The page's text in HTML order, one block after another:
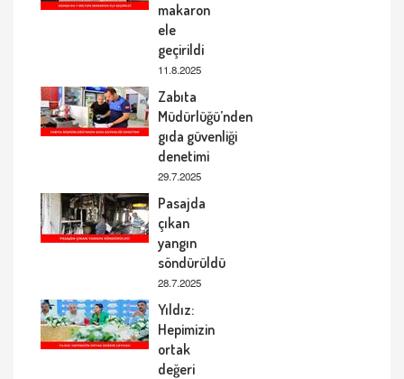
makaron
ele
geçirildi
11.8.2025
Zabıta
Müdürlüğü’nden
gıda güvenliği
denetimi
29.7.2025
Pasajda
çıkan
yangın
söndürüldü
28.7.2025
Yıldız:
Hepimizin
ortak
değeri